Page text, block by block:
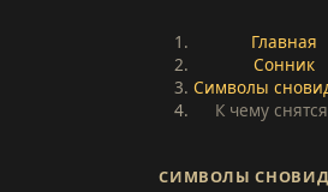
Главная
Сонник
Символы
К чему
СИМВОЛЫ